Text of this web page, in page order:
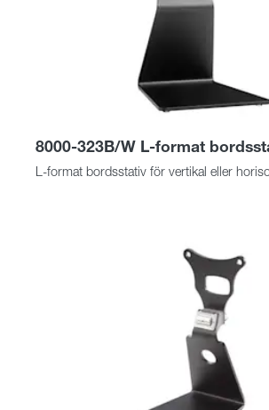
8000-323B/W L-format
L-format bordsstativ för vertikal eller